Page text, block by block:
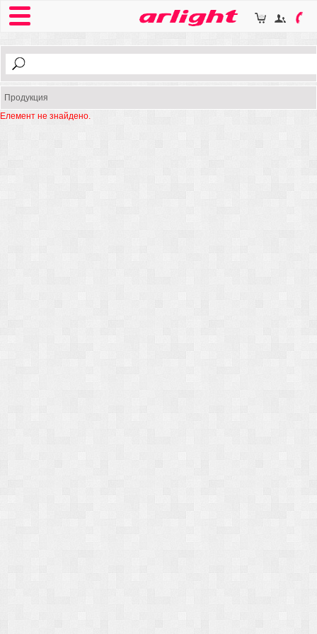
Продукция
Елемент не знайдено.